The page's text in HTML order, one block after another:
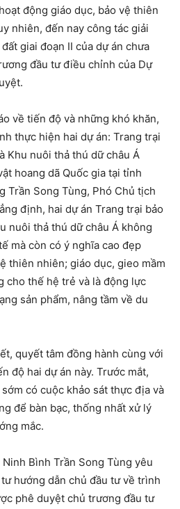
động giáo dục, bảo vệ thiên
nhiên, đến nay công tác giải
giai đoạn II của dự án chưa
đầu tư điều chỉnh của Dự
về tiến độ và những khó khăn,
thực hiện hai dự án: Trang trại
Khu nuôi thả thú dữ châu Á
hoang dã Quốc gia tại tỉnh
Trần Song Tùng, Phó Chủ tịch
định, hai dự án Trang trại bảo
nuôi thả thú dữ châu Á không
mà còn có ý nghĩa cao đẹp
thiên nhiên; giáo dục, gieo mầm
cho thế hệ trẻ và là động lực
sản phẩm, nâng tầm về du
quyết tâm đồng hành cùng với
độ hai dự án này. Trước mắt,
có cuộc khảo sát thực địa và
để bàn bạc, thống nhất xử lý
mắc.
Bình Trần Song Tùng yêu
hướng dẫn chủ đầu tư về trình
phê duyệt chủ trương đầu tư